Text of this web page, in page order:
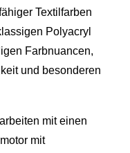
Textilfarben
Polyacryl
Farbnuancen,
und besonderen
mit einen
mit